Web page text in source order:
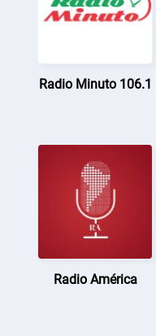
Radio Minuto 106.1
Radio América